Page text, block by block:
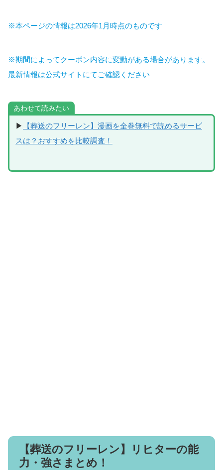
※本ページの情報は2026年1月時点のものです
※期間によってクーポン内容に変動がある場合があります。
最新情報は公式サイトにてご確認ください
あわせて読みたい
▶
【葬送のフリーレン】漫画を全巻無料で読めるサービ
スは？おすすめを比較調査！
【葬送のフリーレン】リヒターの能
力・強さまとめ！